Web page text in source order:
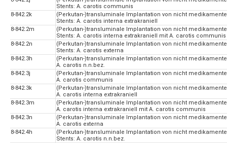
Stents: A. carotis communis
8-842.2k
(Perkutan-)transluminale Implantation von nicht
Stents: A. carotis interna extrakraniell
8-842.2m
(Perkutan-)transluminale Implantation von nicht
Stents: A. carotis interna extrakraniell mit A. carotis communis
8-842.2n
(Perkutan-)transluminale Implantation von nicht
Stents: A. carotis externa
8-842.3h
(Perkutan-)transluminale Implantation von nicht
A. carotis n.n.bez.
8-842.3j
(Perkutan-)transluminale Implantation von nicht
A. carotis communis
8-842.3k
(Perkutan-)transluminale Implantation von nicht
A. carotis interna extrakraniell
8-842.3m
(Perkutan-)transluminale Implantation von nicht
A. carotis interna extrakraniell mit A. carotis communis
8-842.3n
(Perkutan-)transluminale Implantation von nicht
A. carotis externa
8-842.4h
(Perkutan-)transluminale Implantation von nicht
Stents: A. carotis n.n.bez.